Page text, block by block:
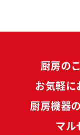
厨房の
お気軽に
厨房機器
マル